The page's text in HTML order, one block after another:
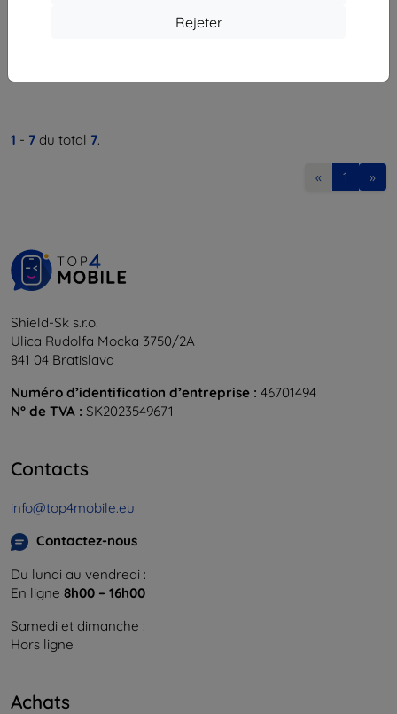
Rejeter
1 - 7 du total 7.
« 1 »
Shield-Sk s.r.o.
Ulica Rudolfa Mocka 3750/2A
841 04 Bratislava
Numéro d’identification d’entreprise : 46701494
N° de TVA : SK2023549671
Contacts
info@top4mobile.eu
Contactez-nous
Du lundi au vendredi :
En ligne 8h00 – 16h00
Samedi et dimanche :
Hors ligne
Achats